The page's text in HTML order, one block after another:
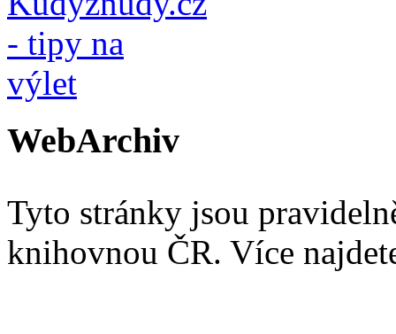
WebArchiv
Tyto stránky jsou
knihovnou ČR. Více